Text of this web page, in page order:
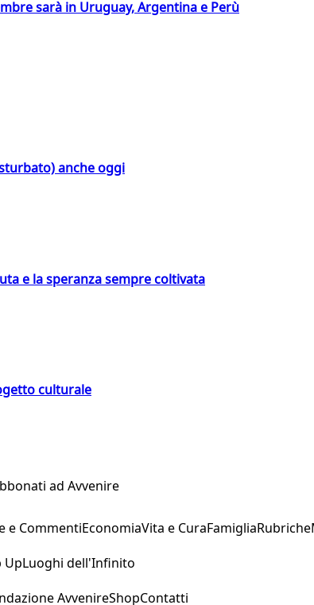
sarà in Uruguay, Argentina e Perù
anche oggi
e la speranza sempre coltivata
culturale
ad Avvenire
e CommentiEconomiaVita e CuraFamigliaRubriche
UpLuoghi dell'Infinito
AvvenireShopContatti